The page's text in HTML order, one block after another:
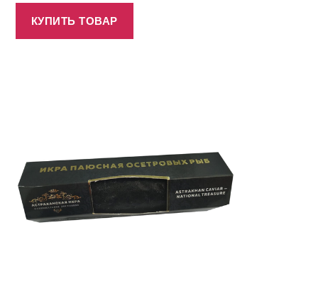
КУПИТЬ ТОВАР